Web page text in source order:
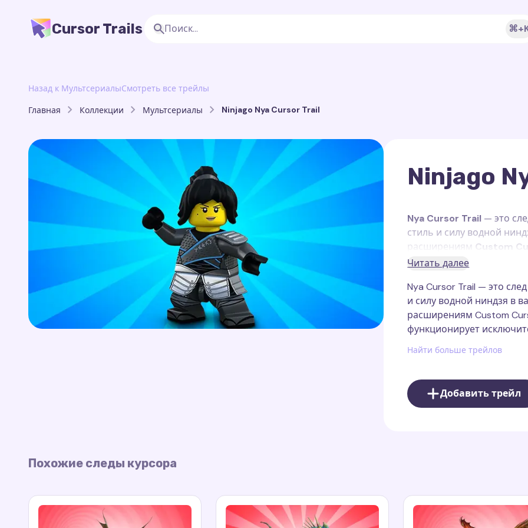
Cursor Trails
Назад к МультсериалыСмотреть все трейлы
Главная Коллекции Мультсериалы Ninjago Nya Cursor Trail
Ninjago
Nya Cursor Trail — это
стиль и силу водной
расширениям Custom
функционирует
Ния— один из главных
стихии воды и
защищать Ниндзяго-сити
является примером
только своими боевыми
впечатляющие атаки.
Читать далее
Nya Cursor Trail — это
и силу водной ниндзя в
расширениям Custom
функционирует
Найти больше трейлов
Добавить трейл
Похожие следы курсора